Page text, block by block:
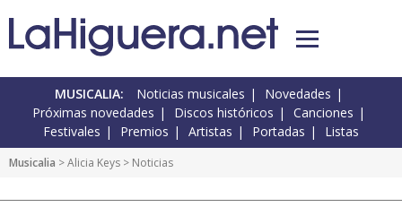
MUSICALIA: Noticias musicales
Novedades
Próximas novedades
Discos históricos
Canciones
Festivales
Premios Artistas Portadas Listas
Musicalia >Alicia Keys > Noticias